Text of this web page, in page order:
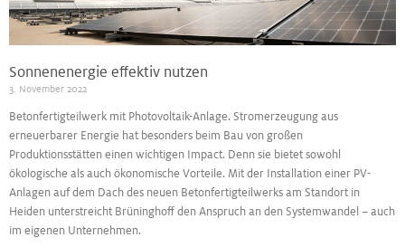
Sonnenenergie effektiv nutzen
3. November 2022
Betonfertigteilwerk mit Photovoltaik-Anlage. Stromerzeugung aus
erneuerbarer Energie hat besonders beim Bau von großen
Produktionsstätten einen wichtigen Impact. Denn sie bietet sowohl
ökologische als auch ökonomische Vorteile. Mit der Installation einer PV-
Anlagen auf dem Dach des neuen Betonfertigteilwerks am Standort in
Heiden unterstreicht Brüninghoff den Anspruch an den Systemwandel – auch
im eigenen Unternehmen.